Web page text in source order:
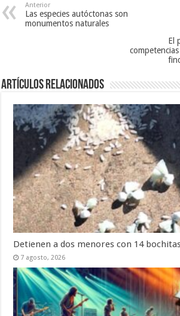
Anterior
Las especies autóctonas son
monumentos naturales
El
Artículos Relacionados
Detienen a dos menores con 14
7 agosto, 2026